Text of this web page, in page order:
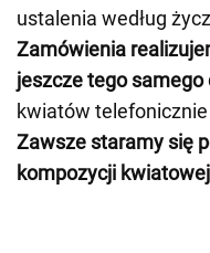
ustalenia według
Zamówienia
jeszcze tego samego
kwiatów
Zawsze staramy się
kompozycji kwiatowej